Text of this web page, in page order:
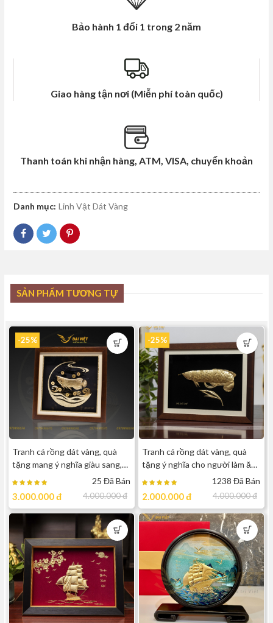
Bảo hành 1 đổi 1 trong 2 năm
Giao hàng tận nơi (Miễn phí toàn quốc)
Thanh toán khi nhận hàng, ATM, VISA, chuyển khoản
Danh mục: Linh Vật Dát Vàng
SẢN PHẨM TƯƠNG TỰ
-25%
Tranh cá rồng dát vàng, quà
tặng mang ý nghĩa giàu sang,
phú quý
25 Đã Bán
3.000.000đ 4.000.000đ
-25%
Tranh cá rồng dát vàng, quà
tặng ý nghĩa cho người làm ăn
kinh doanh
1238 Đã Bán
2.000.000đ 4.000.000đ